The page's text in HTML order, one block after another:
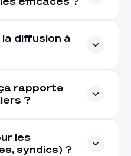
diffusion à
rapporte
?
les
syndics) ?